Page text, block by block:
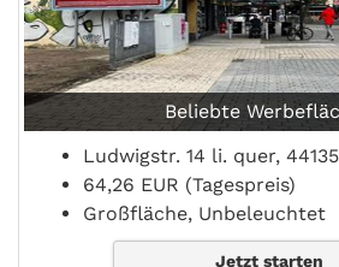
Beliebte
Ludwigstr. 14 li. quer,
64,26 EUR (Tagespreis)
Großfläche, Unbeleuchtet
Jetzt starten